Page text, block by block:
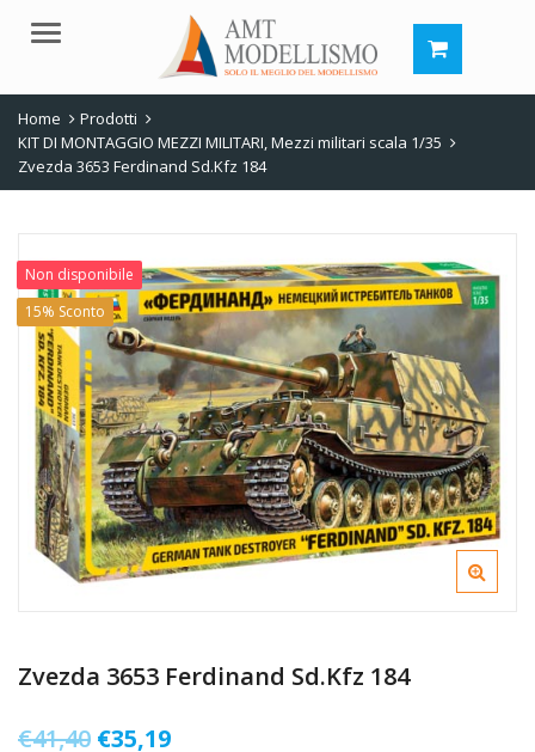
Menu
Home
Prodotti
KIT DI MONTAGGIO MEZZI MILITARI,Mezzi militari scala 1/35
Zvezda 3653 Ferdinand Sd.Kfz 184
Non disponibile
15% Sconto
Zvezda 3653 Ferdinand Sd.Kfz 184
€41,40 Il
€35,19Il